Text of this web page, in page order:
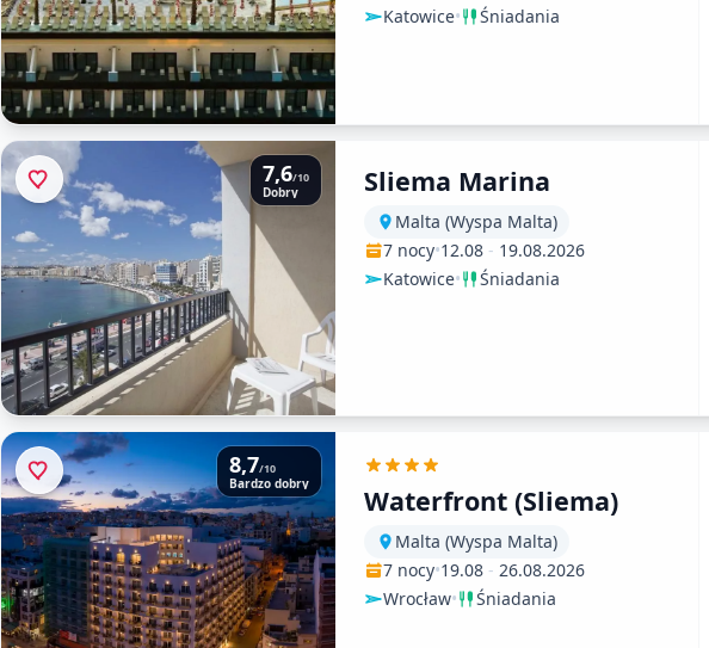
Katowice• Śniadania
7,6/10
Dobry Sliema Marina
Malta (Wyspa Malta)
7 nocy•12.08 - 19.08.2026
Katowice• Śniadania
8,7/10
Bardzo dobry Waterfront (Sliema)
Malta (Wyspa Malta)
7 nocy•19.08 - 26.08.2026
Wrocław• Śniadania